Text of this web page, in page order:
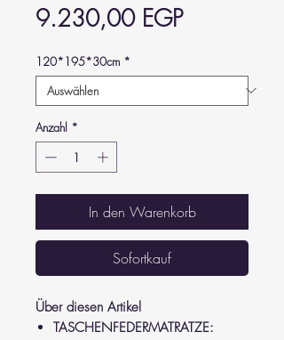
9.230,00 EGPPreis
120*195*30cm *
Anzahl *
In den Warenkorb
Sofortkauf
Über diesen Artikel
TASCHENFEDERMATRATZE: